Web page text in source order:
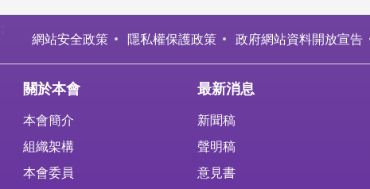
網站安全政策 隱私權保護政策 政府網站資料開放宣告
關於本會
本會簡介
組織架構
本會委員
最新消息
新聞稿
聲明稿
意見書